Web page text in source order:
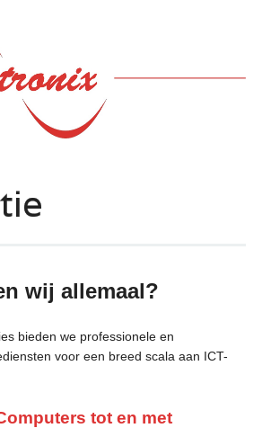
wij allemaal?
bieden we professionele en
voor een breed scala aan ICT-
tot en met